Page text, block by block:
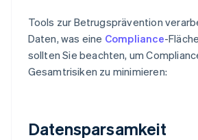
Tools zur Betrugsprävention
Daten, was eine Compliance-
sollten Sie beachten, um
Gesamtrisiken zu minimieren:
Datensparsamkeit